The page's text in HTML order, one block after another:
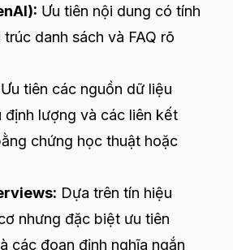
Ưu tiên nội dung có tính
danh sách và FAQ rõ
Ưu tiên các nguồn dữ liệu
lượng và các liên kết
chứng học thuật hoặc
Dựa trên tín hiệu
nhưng đặc biệt ưu tiên
các đoạn định nghĩa ngắn